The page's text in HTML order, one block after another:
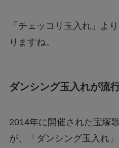
「チェッコリ玉入れ」よ
りますね。
ダンシング玉入れが流
2014年に開催された宝塚
が、「ダンシング玉入れ